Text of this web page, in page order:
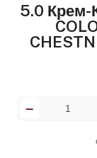
5.0 Крем-